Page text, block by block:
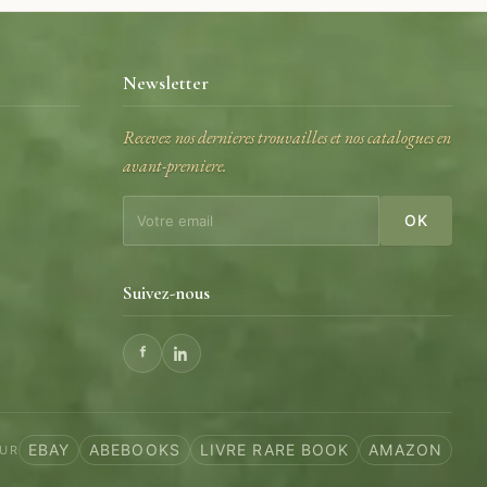
Newsletter
Recevez nos dernieres trouvailles et nos catalogues en
avant-premiere.
OK
Suivez-nous
EBAY ABEBOOKS LIVRE RARE BOOK AMAZON